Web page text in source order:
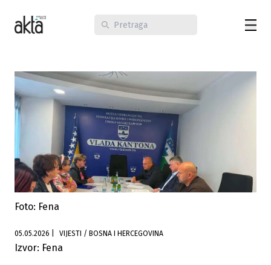
Foto: Fena
05.05.2026 VIJESTI / BOSNA I HERCEGOVINA
Izvor: Fena